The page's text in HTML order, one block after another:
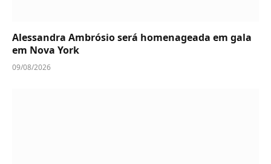
Alessandra Ambrósio será homenageada em gala
em Nova York
09/08/2026